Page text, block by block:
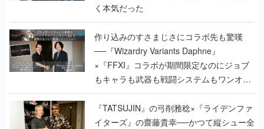
く本気だった
作り込みのすさまじさにコラボ先も驚嘆
──『Wizardry Variants Daphne』
×『FFXI』コラボが期間限定なのにジョブ
もキャラも武器も戦闘システムもワンオフ
で作り込まれた理由を両ディレクターに聞
く
『TATSUJIN』の弓削雅稔×『ライデンファ
イターズ』の齋藤貴幸──かつて縦シュー全